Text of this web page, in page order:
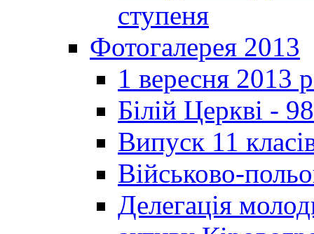
ступеня
Фотогалерея 2013
1 вересня 2013
Білій Церкві -
Випуск 11
Військово-
Делегація